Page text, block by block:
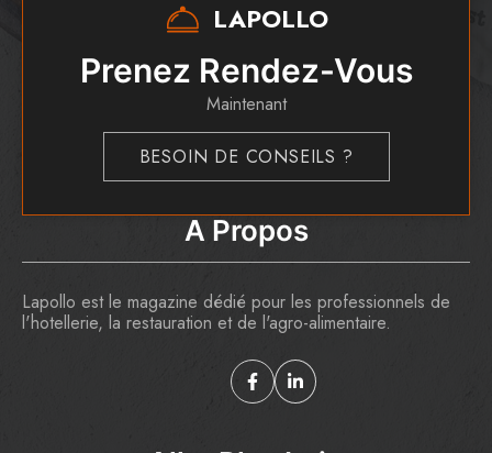
A Propos
Lapollo est le magazine dédié pour les professionnels de
l'hotellerie, la restauration et de l'agro-alimentaire.
LAPOLLO
Prenez Rendez-Vous
Maintenant
BESOIN DE CONSEILS ?